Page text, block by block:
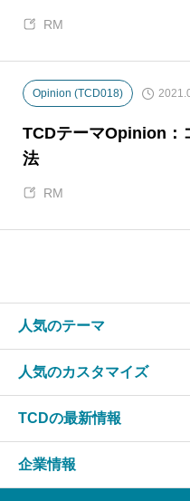
RM
Opinion (TCD018)
TCDテーマOpinion：
法
RM
人気のテーマ
SOLARIS
NANO
人気のカスタマイズ
グローバルメニュー
TCDの最新情報
TCDニュース
企業情報